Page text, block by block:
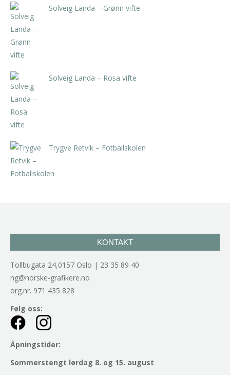
Solveig Landa – Grønn vifte
Solveig Landa – Rosa vifte
Trygve Retvik – Fotballskolen
KONTAKT
Tollbugata 24,0157 Oslo | 23 35 89 40
ng@norske-grafikere.no
org.nr. 971 435 828
Følg oss:
Åpningstider:
Sommerstengt lørdag 8. og 15. august